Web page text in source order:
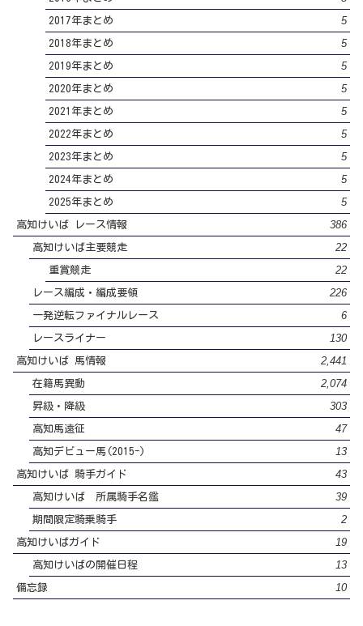
2017年まとめ 5
2018年まとめ 5
2019年まとめ 5
2020年まとめ 5
2021年まとめ 5
2022年まとめ 5
2023年まとめ 5
2024年まとめ 5
2025年まとめ 5
高知けいば レース情報 386
高知けいば主要競走 22
重賞競走 22
レース編成・編成要領 226
一発逆転ファイナルレース 6
レースライナー 130
高知けいば 馬情報 2,441
在籍馬異動 2,074
昇級・降級 303
高知馬遠征 47
高知デビュー馬(2015-) 13
高知けいば 騎手ガイド 43
高知けいば 所属騎手名鑑 39
期間限定騎乗騎手 2
高知けいばガイド 19
高知けいばの開催日程 13
備忘録 10